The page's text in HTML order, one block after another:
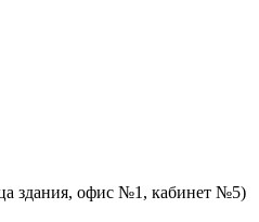
здания, офис №1, кабинет №5)